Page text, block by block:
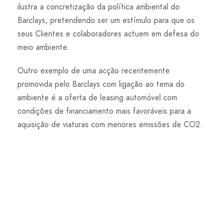
ilustra a concretização da política ambiental do
Barclays, pretendendo ser um estímulo para que os
seus Clientes e colaboradores actuem em defesa do
meio ambiente.
Outro exemplo de uma acção recentemente
promovida pelo Barclays com ligação ao tema do
ambiente é a oferta de leasing automóvel com
condições de financiamento mais favoráveis para a
aquisição de viaturas com menores emissões de CO2.